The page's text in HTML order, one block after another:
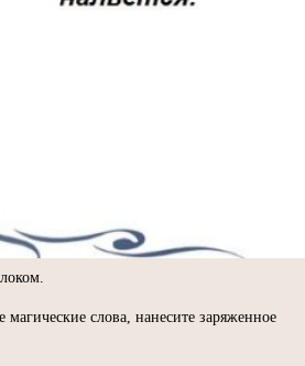
магические слова, нанесите заряженное